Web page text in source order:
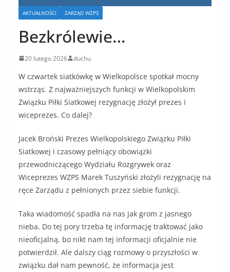
AKTUALNOŚCI ZARZĄD WZPS
Bezkrólewie…
20 lutego 2026 duchu
W czwartek siatkówkę w Wielkopolsce spotkał mocny
wstrząs. Z najważniejszych funkcji w Wielkopolskim
Związku Piłki Siatkowej rezygnację złożył prezes i
wiceprezes. Co dalej?
Jacek Broński Prezes Wielkopolskiego Związku Piłki
Siatkowej i czasowy pełniący obowiązki
przewodniczącego Wydziału Rozgrywek oraz
Wiceprezes WZPS Marek Tuszyński złożyli rezygnację na
ręce Zarządu z pełnionych przez siebie funkcji.
Taka wiadomość spadła na nas jak grom z jasnego
nieba. Do tej pory trzeba tę informację traktować jako
nieoficjalną, bo nikt nam tej informacji oficjalnie nie
potwierdził. Ale dalszy ciąg rozmowy o przyszłości w
związku dał nam pewność, że informacja jest